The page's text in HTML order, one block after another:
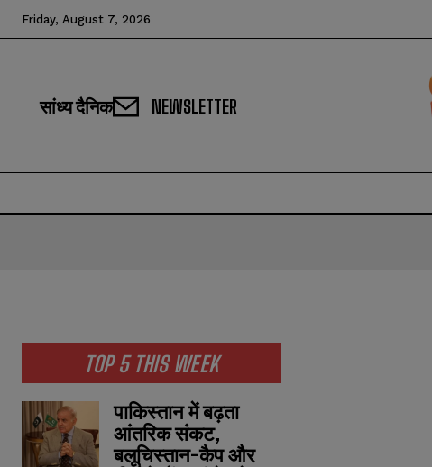
Friday, August 7, 2026
सांध्य दैनिक NEWSLETTER
TOP 5 THIS WEEK
पाकिस्तान में बढ़ता
आंतरिक संकट,
बलूचिस्तान-कैप और